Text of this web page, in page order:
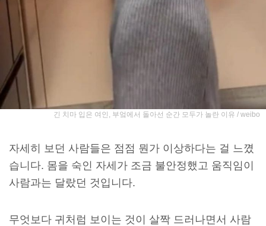
긴 치마 입은 여인, 부엌에서 돌아선 순간 모두가 놀란 이유 / weibo
자세히 보던 사람들은 점점 뭔가 이상하다는 걸 느꼈
습니다. 몸을 숙인 자세가 조금 불안정했고 움직임이
사람과는 달랐던 것입니다.
무엇보다 귀처럼 보이는 것이 살짝 드러나면서 사람